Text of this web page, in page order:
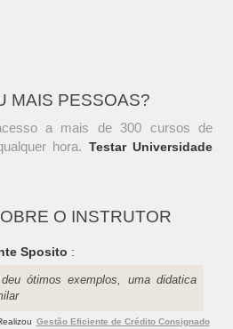
MAIS PESSOAS?
a mais de 300 cursos de
hora. Testar Universidade
O INSTRUTOR
Sposito :
ótimos exemplos, uma didatica
Gestão Eficiente de Crédito Consignado